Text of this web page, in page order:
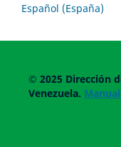
Español (España)
© 2025 Dirección
Venezuela. Manual